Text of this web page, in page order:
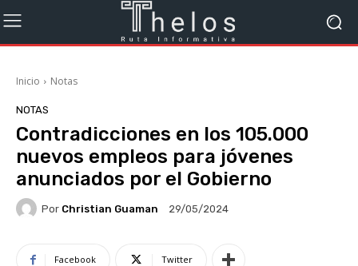
Inicio Notas
NOTAS
Contradicciones en los 105.000
nuevos empleos para jóvenes
anunciados por el Gobierno
Por Christian Guaman 29/05/2024
Facebook Twitter